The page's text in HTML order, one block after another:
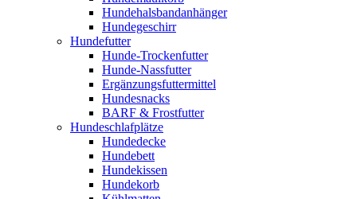
Hundehalsbandanhänger
Hundegeschirr
Hundefutter
Hunde-Trockenfutter
Hunde-Nassfutter
Ergänzungsfuttermittel
Hundesnacks
BARF & Frostfutter
Hundeschlafplätze
Hundedecke
Hundebett
Hundekissen
Hundekorb